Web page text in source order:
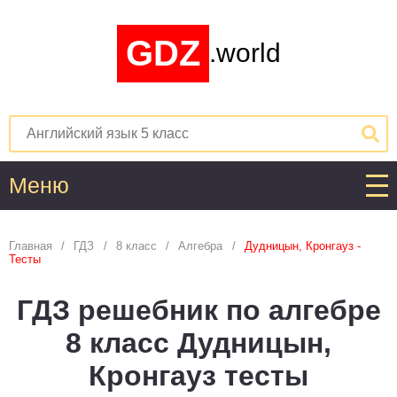
GDZ .world
Меню
1
Английский язык
3 4 5 6 7 8 9 10
Астрономия
Главная ГДЗ 8 класс Алгебра
Дудницын, Кронгауз -
Тесты
ГДЗ решебник по алгебре
8 класс Дудницын,
Кронгауз тесты